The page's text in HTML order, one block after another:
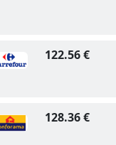
122.56 €
128.36 €